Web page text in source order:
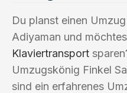
Du planst einen
Adiyaman und
Klaviertransport
Umzugskönig Finkel
sind ein erfahrenes